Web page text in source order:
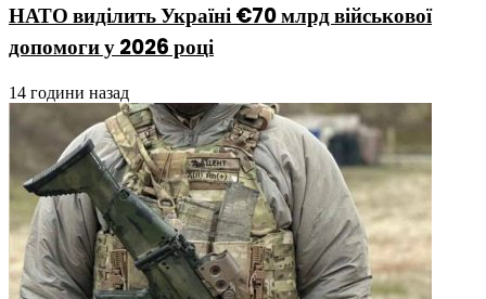
НАТО виділить Україні €70 млрд військової
допомоги у 2026 році
14 години назад